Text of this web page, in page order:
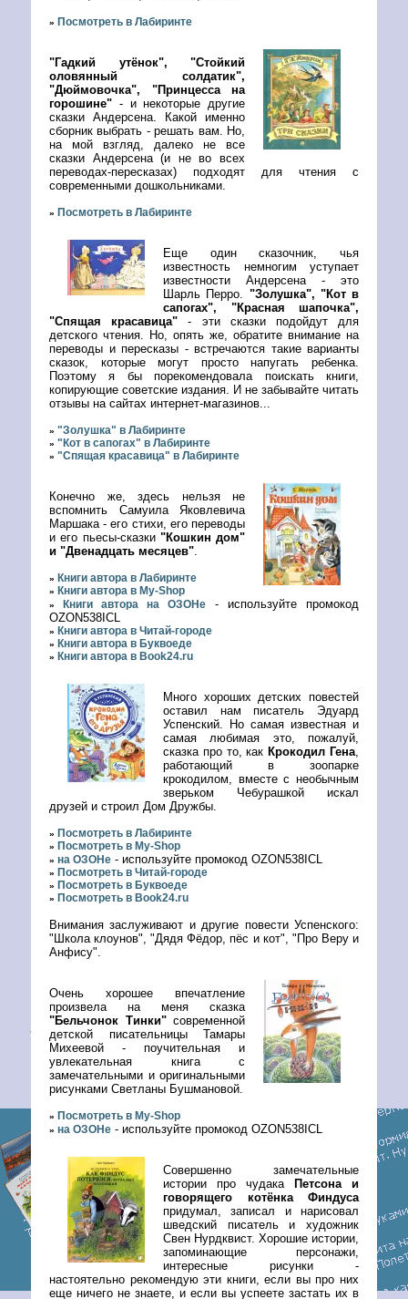
» Посмотреть в Лабиринте
"Гадкий утёнок", "Стойкий
оловянный солдатик",
"Дюймовочка", "Принцесса на
горошине" - и некоторые другие
сказки Андерсена. Какой именно
сборник выбрать - решать вам. Но,
на мой взгляд, далеко не все
сказки Андерсена (и не во всех
переводах-пересказах) подходят для чтения с
современными дошкольниками.
» Посмотреть в Лабиринте
Еще один сказочник, чья
известность немногим уступает
известности Андерсена - это
Шарль Перро. "Золушка", "Кот в
сапогах", "Красная шапочка",
"Спящая красавица" - эти сказки подойдут для
детского чтения. Но, опять же, обратите внимание на
переводы и пересказы - встречаются такие варианты
сказок, которые могут просто напугать ребенка.
Поэтому я бы порекомендовала поискать книги,
копирующие советские издания. И не забывайте читать
отзывы на сайтах интернет-магазинов...
» "Золушка" в Лабиринте
» "Кот в сапогах" в Лабиринте
» "Спящая красавица" в Лабиринте
Конечно же, здесь нельзя не
вспомнить Самуила Яковлевича
Маршака - его стихи, его переводы
и его пьесы-сказки "Кошкин дом"
и "Двенадцать месяцев"
» Книги автора в Лабиринте
» Книги автора в My-Shop
» Книги автора на ОЗОНе - используйте промокод
OZON538ICL
» Книги автора в Читай-городе
» Книги автора в Буквоеде
» Книги автора в Book24.ru
Много хороших детских повестей
оставил нам писатель Эдуард
Успенский. Но самая известная и
самая любимая это, пожалуй,
сказка про то, как Крокодил Гена
работающий в зоопарке
крокодилом, вместе с необычным
зверьком Чебурашкой искал
друзей и строил Дом Дружбы.
» Посмотреть в Лабиринте
» Посмотреть в My-Shop
» на ОЗОНе - используйте промокод OZON538ICL
» Посмотреть в Читай-городе
» Посмотреть в Буквоеде
» Посмотреть в Book24.ru
Внимания заслуживают и другие повести Успенского:
"Школа клоунов", "Дядя Фёдор, пёс и кот", "Про Веру и
Анфису".
Очень хорошее впечатление
произвела на меня сказка
"Бельчонок Тинки"современной
детской писательницы Тамары
Михеевой - поучительная и
увлекательная книга с
замечательными и оригинальными
рисунками Светланы Бушмановой.
» Посмотреть в My-Shop
» на ОЗОНе - используйте промокод OZON538ICL
Совершенно замечательные
истории про чудака
Петсона и
говорящего котёнка Финдуса
придумал, записал и нарисовал
шведский писатель и художник
Свен Нурдквист. Хорошие истории,
запоминающие персонажи,
интересные рисунки -
настоятельно рекомендую эти книги, если вы про них
еще ничего не знаете, и если вы успеете застать их в